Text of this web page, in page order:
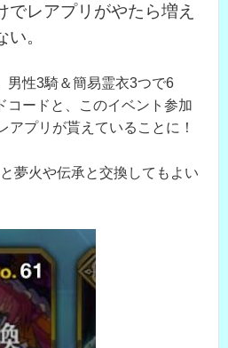
でレアプリがやたら増え
。
男性3騎＆簡易霊衣3つで6
コードと、このイベント参加
アプリが貰えていることに！
夢火や伝承と交換してもよい